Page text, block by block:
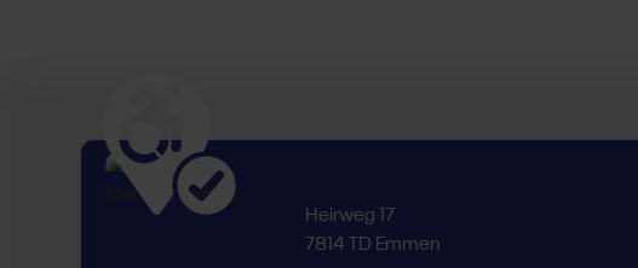
Heirweg 17
7814 TD Emmen